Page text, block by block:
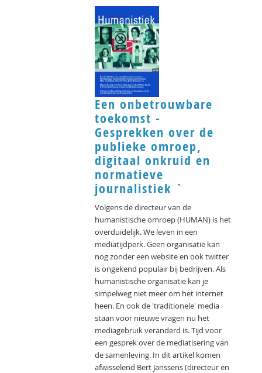
Een onbetrouwbare
toekomst -
Gesprekken over de
publieke omroep,
digitaal onkruid en
normatieve
journalistiek `
Volgens de directeur van de
humanistische omroep (HUMAN) is het
overduidelijk. We leven in een
mediatijdperk. Geen organisatie kan
nog zonder een website en ook twitter
is ongekend populair bij bedrijven. Als
humanistische organisatie kan je
simpelweg niet meer om het internet
heen. En ook de 'traditionele' media
staan voor nieuwe vragen nu het
mediagebruik veranderd is. Tijd voor
een gesprek over de mediatisering van
de samenleving. In dit artikel komen
afwisselend Bert Janssens (directeur en